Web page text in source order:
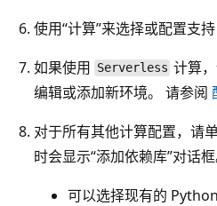
使用“计算”来选择或配置支
如果使用 Serverless 计算
编辑或添加新环境。 请参阅
对于所有其他计算配置，请
时会显示“添加依赖库”对话框
可以选择现有的